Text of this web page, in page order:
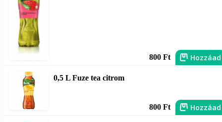
800 Ft Hozzáad
0,5 L Fuze tea citrom
800 Ft Hozzáad